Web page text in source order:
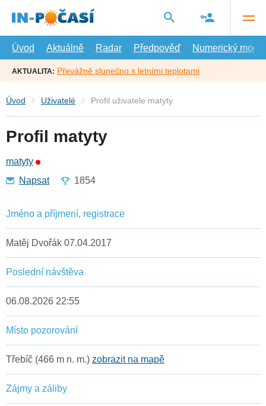
hlavní
Úvod
Aktuálně Radar Předpověď Numerický model
AKTUALITA: Převážně slunečno s letními teplotami
Úvod Uživatelé Profil uživatele matyty
Profil matyty
matyty
Napsat
1854
Jméno a příjmení, registrace
Matěj Dvořák 07.04.2017
Poslední návštěva
06.08.2026 22:55
Místo pozorování
Třebíč (466 m n. m.) zobrazit na mapě
Zájmy a záliby